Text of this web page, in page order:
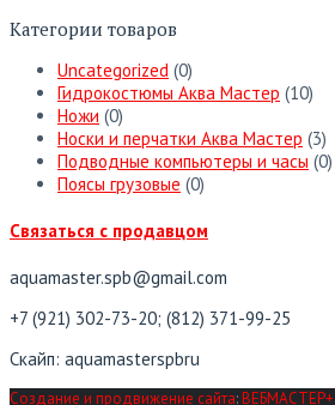
Категории товаров
Uncategorized (0)
Гидрокостюмы Аква Мастер (10)
Ножи (0)
Носки и перчатки Аква Мастер (3)
Подводные компьютеры и часы (0)
Поясы грузовые (0)
Связаться с продавцом
aquamaster.spb@gmail.com
+7 (921) 302-73-20; (812) 371-99-25
Скайп: aquamasterspbru
Создание и продвижение сайта:ВЕБМАСТЕР+